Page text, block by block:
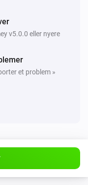
v5.0.0 eller nyere
et problem »